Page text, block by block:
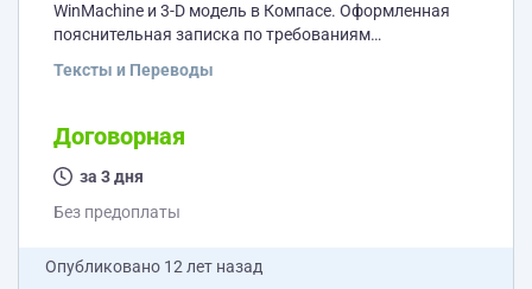
WinMachine и 3-D модель в Компасе. Оформленная
пояснительная записка по требованиям
вариантов
Тексты и Переводы
Договорная
за 3 дня
Без предоплаты
Опубликовано 12 лет назад